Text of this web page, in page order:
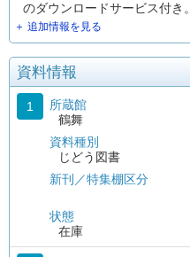
のダウンロードサービス付き。
＋ 追加情報を見る
資料情報
1
所蔵館
鶴舞
資料種別
じどう図書
新刊／特集棚区分
状態
在庫